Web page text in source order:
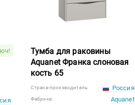
Тумба для раковины
Aquanet Франка слоновая
кость 65
Страна-производитель: Россия
Фабрика: Aquanet